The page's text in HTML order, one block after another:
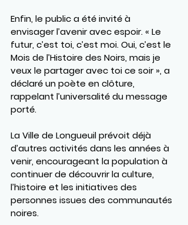
Enfin, le public a été invité à
envisager l’avenir avec espoir. « Le
futur, c’est toi, c’est moi. Oui, c’est le
Mois de l’Histoire des Noirs, mais je
veux le partager avec toi ce soir », a
déclaré un poète en clôture,
rappelant l’universalité du message
porté.
La Ville de Longueuil prévoit déjà
d’autres activités dans les années à
venir, encourageant la population à
continuer de découvrir la culture,
l’histoire et les initiatives des
personnes issues des communautés
noires.